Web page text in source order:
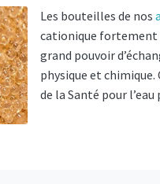
Les bouteilles de nos
cationique fortement
grand pouvoir
physique et chimique.
de la Santé pour